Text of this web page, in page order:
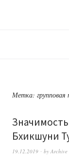
Метка:
Бхикшуни
19.12.2019 by Archive